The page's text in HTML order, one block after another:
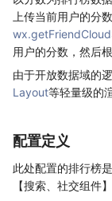
上传当前用户的分
用户的分数，然后
由于开放数据域的
Layout等轻量级的
配置定义
此处配置的排行榜
【搜索、社交组件